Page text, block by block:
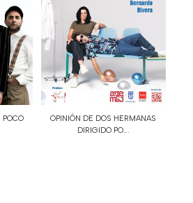
POCO
OPINIÓN DE DOS HERMANAS
DIRIGIDO PO...